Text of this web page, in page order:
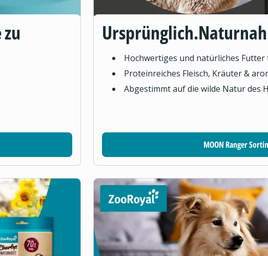
Hochwertiges und natürliches Futter
Proteinreiches Fleisch, Kräuter &
Abgestimmt auf die wilde Natur des
MOON Ranger